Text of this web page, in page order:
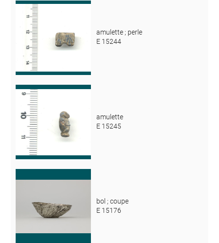
amulette ; perle
E 15244
amulette
E 15245
bol ; coupe
E 15176